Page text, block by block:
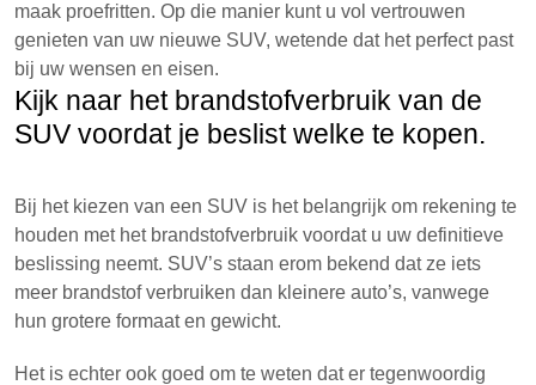
maak proefritten. Op die manier kunt u vol vertrouwen
genieten van uw nieuwe SUV, wetende dat het perfect past
bij uw wensen en eisen.
Kijk naar het brandstofverbruik van de
SUV voordat je beslist welke te kopen.
Bij het kiezen van een SUV is het belangrijk om rekening te
houden met het brandstofverbruik voordat u uw definitieve
beslissing neemt. SUV’s staan erom bekend dat ze iets
meer brandstof verbruiken dan kleinere auto’s, vanwege
hun grotere formaat en gewicht.
Het is echter ook goed om te weten dat er tegenwoordig